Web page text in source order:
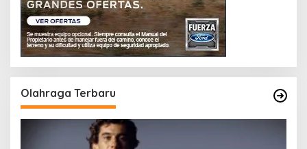
Olahraga Terbaru